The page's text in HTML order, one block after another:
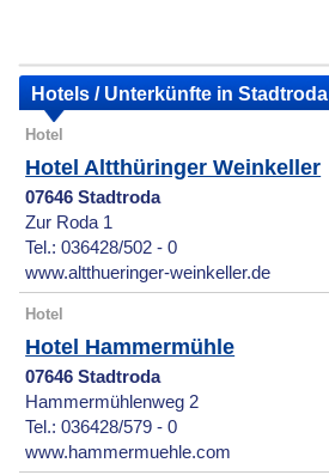
Hotels / Unterkünfte in Stadtroda
Hotel
Hotel Altthüringer Weinkeller
07646 Stadtroda
Zur Roda 1
Tel.: 036428/502 - 0
www.altthueringer-weinkeller.de
Hotel
Hotel Hammermühle
07646 Stadtroda
Hammermühlenweg 2
Tel.: 036428/579 - 0
www.hammermuehle.com